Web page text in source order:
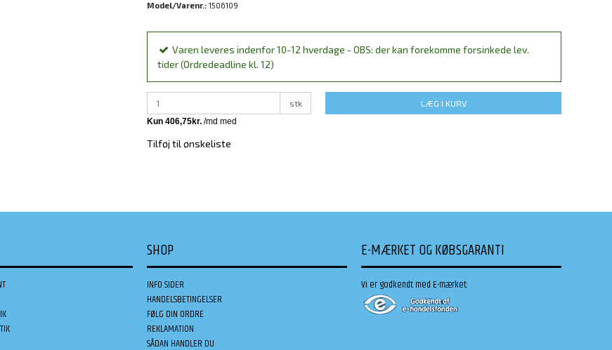
Model/Varenr.: 1506109
Varen leveres indenfor 10-12 hverdage - OBS: der kan forekomme forsinkede lev.
tider (Ordredeadline kl. 12)
stk LÆG I KURV
Tilføj til ønskeliste
SHOP
INFO SIDER
HANDELSBETINGELSER
FØLG DIN ORDRE
REKLAMATION
SÅDAN HANDLER DU
E-MÆRKET OG KØBSGARANTI
Vi er godkendt med E-mærket: